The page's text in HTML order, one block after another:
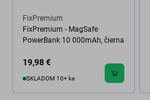
FixPremium
FixPremium - MagSafe
PowerBank 10 000mAh, čierna
19,98 €
SKLADOM 10+ ks